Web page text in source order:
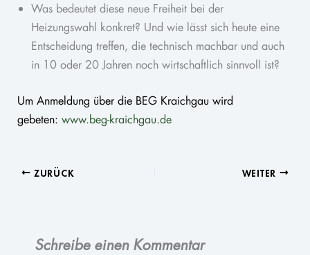
Was bedeutet diese neue Freiheit bei der
Heizungswahl konkret? Und wie lässt sich heute eine
Entscheidung treffen, die technisch machbar und auch
in 10 oder 20 Jahren noch wirtschaftlich sinnvoll ist?
Um Anmeldung über die BEG Kraichgau wird
gebeten:www.beg-kraichgau.de
ZURÜCK WEITER
Schreibe einen Kommentar